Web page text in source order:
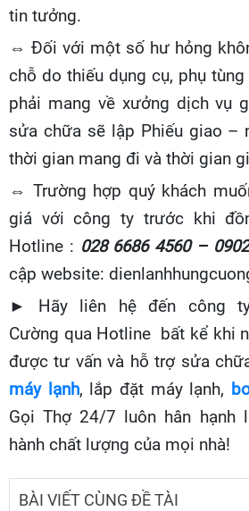
tin tưởng.
⇔ Đối với một số hư hỏng
chỗ do thiếu dụng cụ, phụ
phải mang về xưởng dịch vụ
sửa chữa sẽ lập Phiếu giao –
thời gian mang đi và thời gian
⇔ Trường hợp quý khách
giá với công ty trước khi
Hotline : 028 6686 4560 –
cập website:
► Hãy liên hệ đến công
Cường qua Hotline bất kể khi
được tư vấn và hỗ trợ sửa
máy lạnh, lắp đặt máy lạnh,
Gọi Thợ 24/7 luôn hân hạnh
hành chất lượng của mọi nhà!
BÀI VIẾT CÙNG ĐỀ TÀI